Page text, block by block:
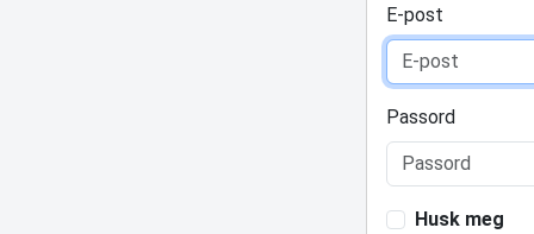
E-post
Passord
Husk meg